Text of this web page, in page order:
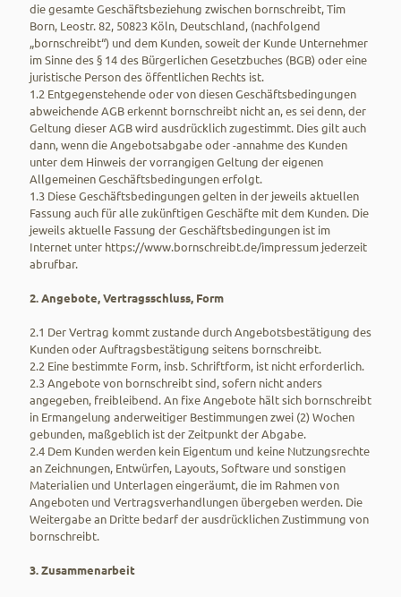
die gesamte Geschäftsbeziehung zwischen bornschreibt, Tim
Born, Leostr. 82, 50823 Köln, Deutschland, (nachfolgend
„bornschreibt“) und dem Kunden, soweit der Kunde Unternehmer
im Sinne des § 14 des Bürgerlichen Gesetzbuches (BGB) oder eine
juristische Person des öffentlichen Rechts ist.
1.2 Entgegenstehende oder von diesen Geschäftsbedingungen
abweichende AGB erkennt bornschreibt nicht an, es sei denn, der
Geltung dieser AGB wird ausdrücklich zugestimmt. Dies gilt auch
dann, wenn die Angebotsabgabe oder -annahme des Kunden
unter dem Hinweis der vorrangigen Geltung der eigenen
Allgemeinen Geschäftsbedingungen erfolgt.
1.3 Diese Geschäftsbedingungen gelten in der jeweils aktuellen
Fassung auch für alle zukünftigen Geschäfte mit dem Kunden. Die
jeweils aktuelle Fassung der Geschäftsbedingungen ist im
Internet unter https://www.bornschreibt.de/impressum jederzeit
abrufbar.
2. Angebote, Vertragsschluss, Form
2.1 Der Vertrag kommt zustande durch Angebotsbestätigung des
Kunden oder Auftragsbestätigung seitens bornschreibt.
2.2 Eine bestimmte Form, insb. Schriftform, ist nicht erforderlich.
2.3 Angebote von bornschreibt sind, sofern nicht anders
angegeben, freibleibend. An fixe Angebote hält sich bornschreibt
in Ermangelung anderweitiger Bestimmungen zwei (2) Wochen
gebunden, maßgeblich ist der Zeitpunkt der Abgabe.
2.4 Dem Kunden werden kein Eigentum und keine Nutzungsrechte
an Zeichnungen, Entwürfen, Layouts, Software und sonstigen
Materialien und Unterlagen eingeräumt, die im Rahmen von
Angeboten und Vertragsverhandlungen übergeben werden. Die
Weitergabe an Dritte bedarf der ausdrücklichen Zustimmung von
bornschreibt.
3. Zusammenarbeit